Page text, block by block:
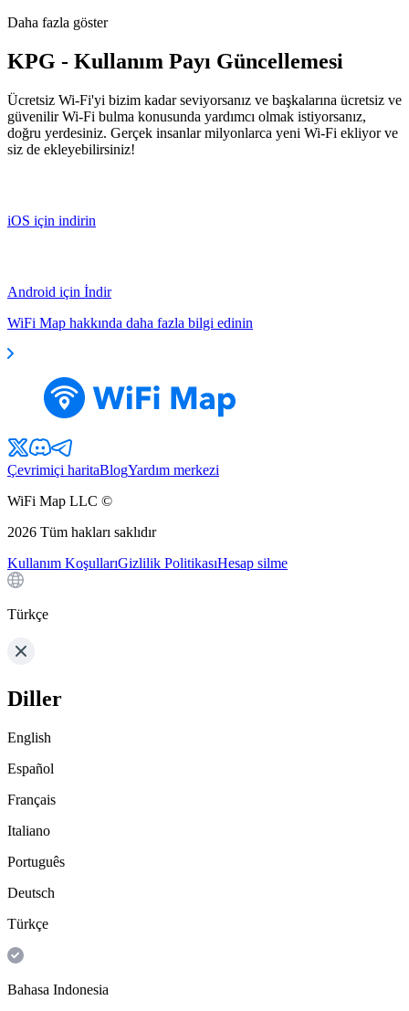
Daha fazla göster
KPG - Kullanım Payı Güncellemesi
Ücretsiz Wi-Fi'yi bizim kadar seviyorsanız ve başkalarına ücretsiz ve
güvenilir Wi-Fi bulma konusunda yardımcı olmak istiyorsanız,
doğru yerdesiniz. Gerçek insanlar milyonlarca yeni Wi-Fi ekliyor ve
siz de ekleyebilirsiniz!
iOS için indirin
Android için İndir
WiFi Map hakkında daha fazla bilgi edinin
Çevrimiçi haritaBlogYardım merkezi
WiFi Map LLC ©
2026 Tüm hakları saklıdır
Kullanım KoşullarıGizlilik PolitikasıHesap silme
Türkçe
Diller
English
Español
Français
Italiano
Português
Deutsch
Türkçe
Bahasa Indonesia